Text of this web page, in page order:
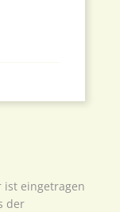
ist eingetragen
der